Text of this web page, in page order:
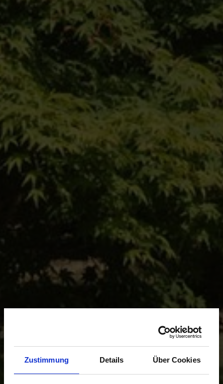
Zustimmung Details Über Cookies
Das Angebot dieser Seite richtet sich an
Geschäftskunden. Bitte beachten Sie
daher das Sortiment unserer Marke VON
FALKENHAYN.
Einfach hier entlang